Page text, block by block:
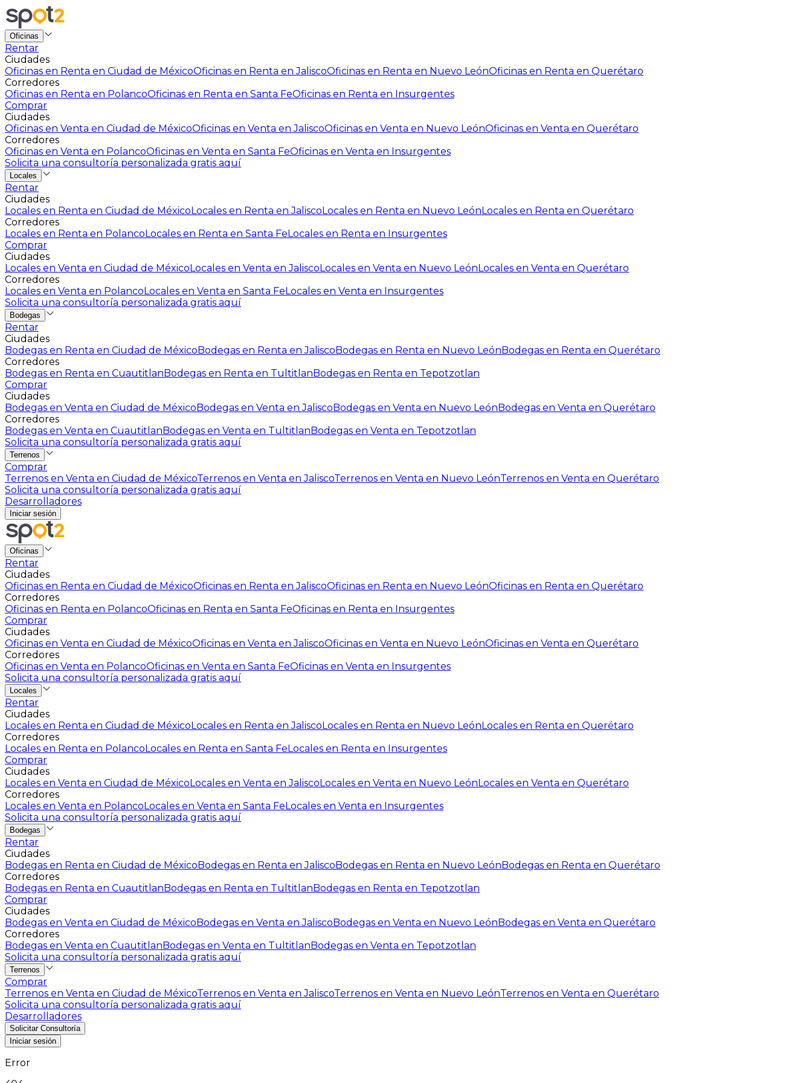
Oficinas
Rentar
Ciudades
Oficinas en Renta en Ciudad de MéxicoOficinas en Renta en JaliscoOficinas en Renta en Nuevo LeónOficinas en Renta en Querétaro
Corredores
Oficinas en Renta en PolancoOficinas en Renta en Santa FeOficinas en Renta en Insurgentes
Comprar
Ciudades
Oficinas en Venta en Ciudad de MéxicoOficinas en Venta en JaliscoOficinas en Venta en Nuevo LeónOficinas en Venta en Querétaro
Corredores
Oficinas en Venta en PolancoOficinas en Venta en Santa FeOficinas en Venta en Insurgentes
Solicita una consultoría personalizada gratis aquí
Locales
Rentar
Ciudades
Locales en Renta en Ciudad de MéxicoLocales en Renta en JaliscoLocales en Renta en Nuevo LeónLocales en Renta en Querétaro
Corredores
Locales en Renta en PolancoLocales en Renta en Santa FeLocales en Renta en Insurgentes
Comprar
Ciudades
Locales en Venta en Ciudad de MéxicoLocales en Venta en JaliscoLocales en Venta en Nuevo LeónLocales en Venta en Querétaro
Corredores
Locales en Venta en PolancoLocales en Venta en Santa FeLocales en Venta en Insurgentes
Solicita una consultoría personalizada gratis aquí
Bodegas
Rentar
Ciudades
Bodegas en Renta en Ciudad de MéxicoBodegas en Renta en JaliscoBodegas en Renta en Nuevo LeónBodegas en Renta en Querétaro
Corredores
Bodegas en Renta en CuautitlanBodegas en Renta en TultitlanBodegas en Renta en Tepotzotlan
Comprar
Ciudades
Bodegas en Venta en Ciudad de MéxicoBodegas en Venta en JaliscoBodegas en Venta en Nuevo LeónBodegas en Venta en Querétaro
Corredores
Bodegas en Venta en CuautitlanBodegas en Venta en TultitlanBodegas en Venta en Tepotzotlan
Solicita una consultoría personalizada gratis aquí
Terrenos
Comprar
Terrenos en Venta en Ciudad de MéxicoTerrenos en Venta en JaliscoTerrenos en Venta en Nuevo LeónTerrenos en Venta en Querétaro
Solicita una consultoría personalizada gratis aquí
Desarrolladores
Iniciar sesión
Oficinas
Rentar
Ciudades
Oficinas en Renta en Ciudad de MéxicoOficinas en Renta en JaliscoOficinas en Renta en Nuevo LeónOficinas en Renta en Querétaro
Corredores
Oficinas en Renta en PolancoOficinas en Renta en Santa FeOficinas en Renta en Insurgentes
Comprar
Ciudades
Oficinas en Venta en Ciudad de MéxicoOficinas en Venta en JaliscoOficinas en Venta en Nuevo LeónOficinas en Venta en Querétaro
Corredores
Oficinas en Venta en PolancoOficinas en Venta en Santa FeOficinas en Venta en Insurgentes
Solicita una consultoría personalizada gratis aquí
Locales
Rentar
Ciudades
Locales en Renta en Ciudad de MéxicoLocales en Renta en JaliscoLocales en Renta en Nuevo LeónLocales en Renta en Querétaro
Corredores
Locales en Renta en PolancoLocales en Renta en Santa FeLocales en Renta en Insurgentes
Comprar
Ciudades
Locales en Venta en Ciudad de MéxicoLocales en Venta en JaliscoLocales en Venta en Nuevo LeónLocales en Venta en Querétaro
Corredores
Locales en Venta en PolancoLocales en Venta en Santa FeLocales en Venta en Insurgentes
Solicita una consultoría personalizada gratis aquí
Bodegas
Rentar
Ciudades
Bodegas en Renta en Ciudad de MéxicoBodegas en Renta en JaliscoBodegas en Renta en Nuevo LeónBodegas en Renta en Querétaro
Corredores
Bodegas en Renta en CuautitlanBodegas en Renta en TultitlanBodegas en Renta en Tepotzotlan
Comprar
Ciudades
Bodegas en Venta en Ciudad de MéxicoBodegas en Venta en JaliscoBodegas en Venta en Nuevo LeónBodegas en Venta en Querétaro
Corredores
Bodegas en Venta en CuautitlanBodegas en Venta en TultitlanBodegas en Venta en Tepotzotlan
Solicita una consultoría personalizada gratis aquí
Terrenos
Comprar
Terrenos en Venta en Ciudad de MéxicoTerrenos en Venta en JaliscoTerrenos en Venta en Nuevo LeónTerrenos en Venta en Querétaro
Solicita una consultoría personalizada gratis aquí
Desarrolladores
Solicitar Consultoría
Iniciar sesión
Error